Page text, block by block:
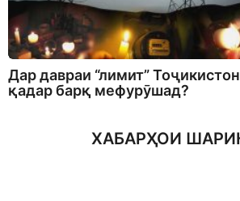
Дар давраи “лимит”
қадар барқ мефурӯшад?
ХАБАРҲОИ